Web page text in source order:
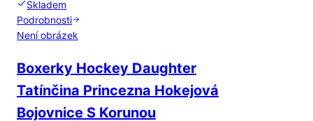
Skladem
Podrobnosti
Není obrázek
Boxerky Hockey Daughter
Tatínčina Princezna Hokejová
Bojovnice S Korunou